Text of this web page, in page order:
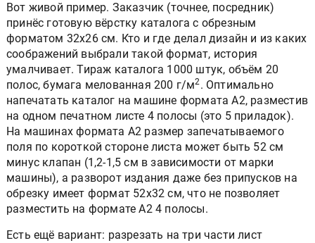
Вот живой пример. Заказчик (точнее, посредник)
принёс готовую вёрстку каталога с обрезным
форматом 32x26 см. Кто и где делал дизайн и из каких
соображений выбрали такой формат, история
умалчивает. Тираж каталога 1000 штук, объём 20
полос, бумага мелованная 200 г/м2. Оптимально
напечатать каталог на машине формата А2, разместив
на одном печатном листе 4 полосы (это 5 приладок).
На машинах формата А2 размер запечатываемого
поля по короткой стороне листа может быть 52 см
минус клапан (1,2-1,5 см в зависимости от марки
машины), а разворот издания даже без припусков на
обрезку имеет формат 52x32 см, что не позволяет
разместить на формате А2 4 полосы.
Есть ещё вариант: разрезать на три части лист